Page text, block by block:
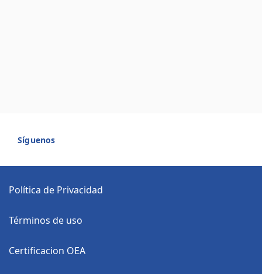
Síguenos
Política de Privacidad
Términos de uso
Certificacion OEA